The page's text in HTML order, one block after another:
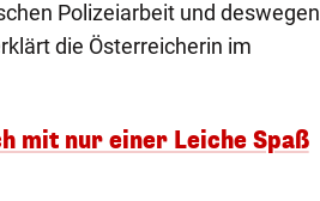
Polizeiarbeit und deswegen
die Österreicherin im
mit nur einer Leiche Spaß